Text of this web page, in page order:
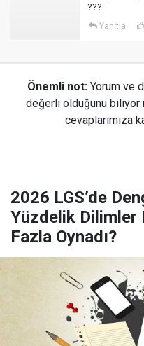
???
Yanıtla
Önemli not: Yorum ve
değerli olduğunu biliyor
cevaplarımıza
2026 LGS’de
Yüzdelik Dilimler
Fazla Oynadı?